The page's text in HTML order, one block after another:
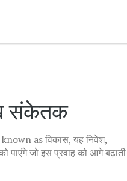
संकेतक
known asविकास, यह निवेश,
जो इस प्रवाह को आगे बढ़ाती